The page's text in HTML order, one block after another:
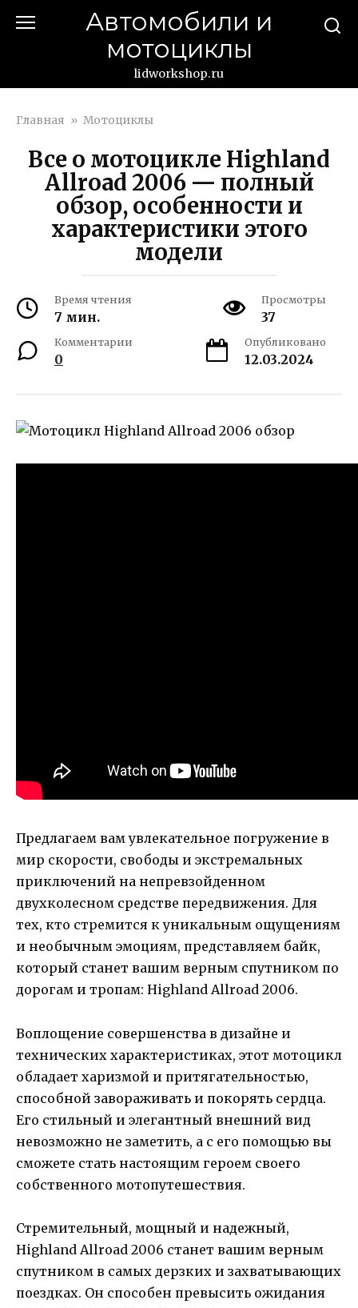
Автомобили и
мотоциклы
lidworkshop.ru
Главная » Мотоциклы
Все о мотоцикле Highland
Allroad 2006 — полный
обзор, особенности и
характеристики этого
модели
Время чтения
7 мин.
Просмотры
37
Комментарии
0
Опубликовано
12.03.2024
Предлагаем вам увлекательное погружение в
мир скорости, свободы и экстремальных
приключений на непревзойденном
двухколесном средстве передвижения. Для
тех, кто стремится к уникальным ощущениям
и необычным эмоциям, представляем байк,
который станет вашим верным спутником по
дорогам и тропам: Highland Allroad 2006.
Воплощение совершенства в дизайне и
технических характеристиках, этот мотоцикл
обладает харизмой и притягательностью,
способной завораживать и покорять сердца.
Его стильный и элегантный внешний вид
невозможно не заметить, а с его помощью вы
сможете стать настоящим героем своего
собственного мотопутешествия.
Стремительный, мощный и надежный,
Highland Allroad 2006 станет вашим верным
спутником в самых дерзких и захватывающих
поездках. Он способен превысить ожидания